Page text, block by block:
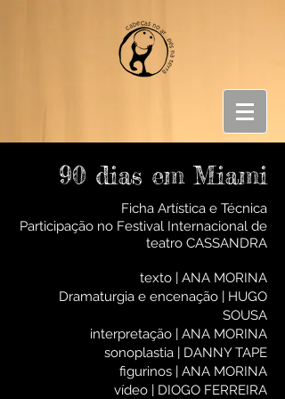
90 dias emMiami
Ficha Artística e Técnica
Participação no Festival Internacional de
teatro CASSANDRA
texto | ANA MORINA
Dramaturgia e encenação | HUGO
SOUSA
interpretação | ANA MORINA
sonoplastia | DANNY TAPE
figurinos | ANA MORINA
vídeo | DIOGO FERREIRA